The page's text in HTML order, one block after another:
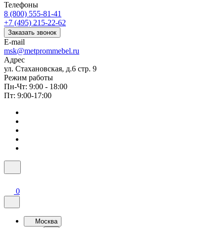
Телефоны
8 (800) 555-81-41
+7 (495) 215-22-62
Заказать звонок
E-mail
msk@metprommebel.ru
Адрес
ул. Стахановская, д.6 стр. 9
Режим работы
Пн-Чт: 9:00 - 18:00
Пт: 9:00-17:00
0
Москва